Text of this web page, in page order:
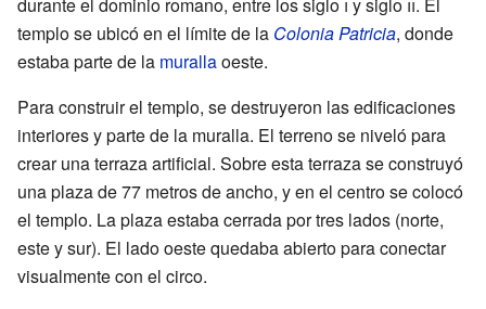
durante el dominio romano, entre los siglo i y siglo ii. El
templo se ubicó en el límite de la Colonia Patricia, donde
estaba parte de la murallaoeste.
Para construir el templo, se destruyeron las edificaciones
interiores y parte de la muralla. El terreno se niveló para
crear una terraza artificial. Sobre esta terraza se construyó
una plaza de 77 metros de ancho, y en el centro se colocó
el templo. La plaza estaba cerrada por tres lados (norte,
este y sur). El lado oeste quedaba abierto para conectar
visualmente con el circo.